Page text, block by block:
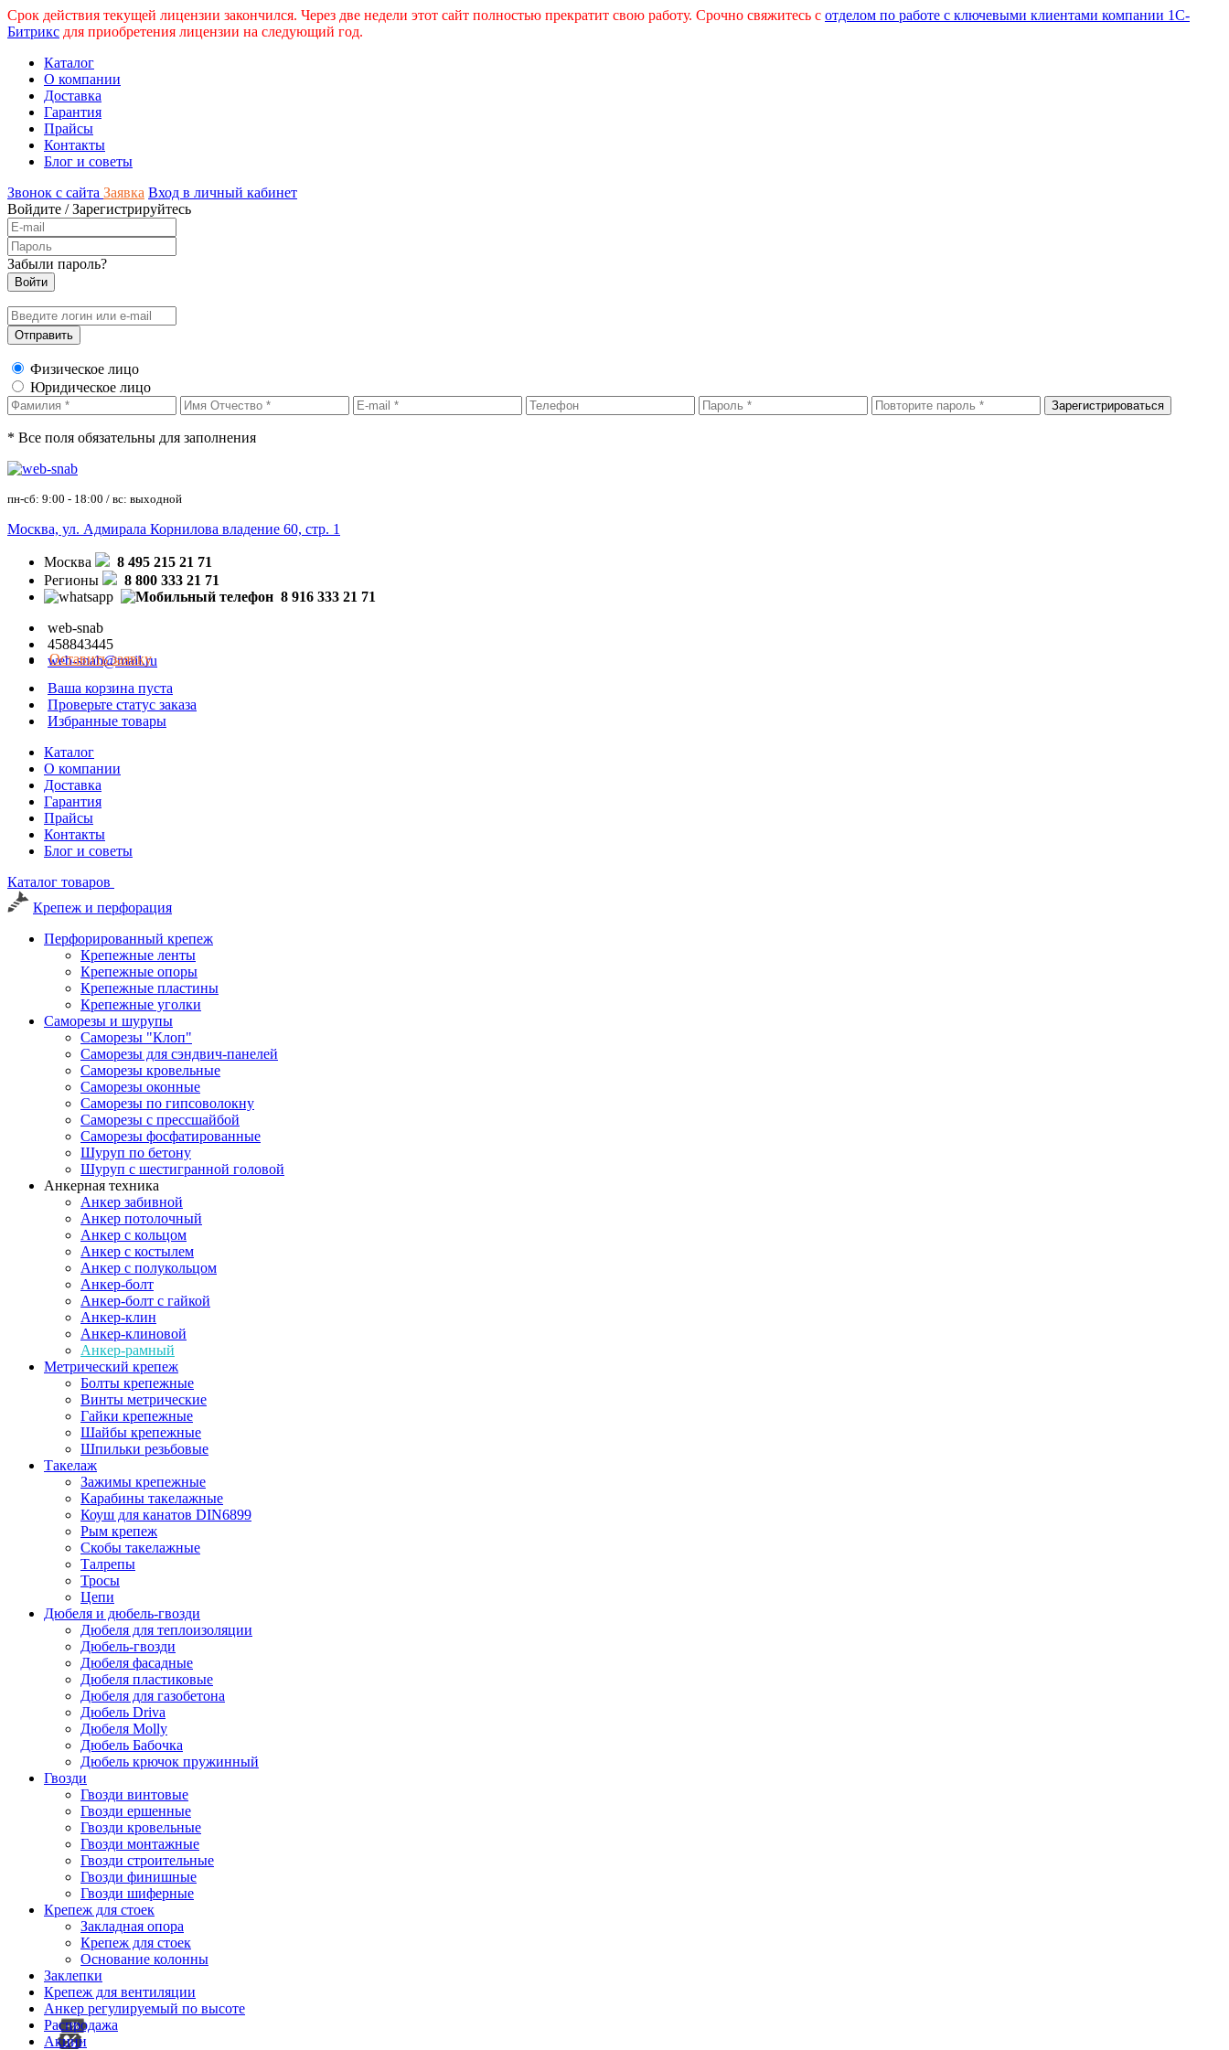
Срок действия текущей лицензии закончился. Через две недели этот сайт полностью прекратит свою работу. Срочно свяжитесь с отделом по работе с ключевыми клиентами компании 1С-
Битрикс для приобретения лицензии на следующий год.
Каталог
О компании
Доставка
Гарантия
Прайсы
Контакты
Блог и советы
Звонок с сайта Заявка Вход в личный кабинет
Войдите /Зарегистрируйтесь
Забыли пароль?
Физическое лицо
Юридическое лицо
* Все поля обязательны для заполнения
пн-сб: 9:00 - 18:00 / вс: выходной
Москва, ул. Адмирала Корнилова владение 60, стр. 1
Москва
8 495 215 21 71
Регионы
8 800 333 21 71
8 916 333 21 71
web-snab
458843445
web-snab@mail.ru
Оставить заявку
Ваша корзина пуста
Проверьте статус заказа
Избранные товары
Каталог
О компании
Доставка
Гарантия
Прайсы
Контакты
Блог и советы
Каталог товаров
Крепеж и перфорация
Перфорированный крепеж
Крепежные ленты
Крепежные опоры
Крепежные пластины
Крепежные уголки
Саморезы и шурупы
Саморезы "Клоп"
Саморезы для сэндвич-панелей
Саморезы кровельные
Саморезы оконные
Саморезы по гипсоволокну
Саморезы с прессшайбой
Саморезы фосфатированные
Шуруп по бетону
Шуруп с шестигранной головой
Анкерная техника
Анкер забивной
Анкер потолочный
Анкер с кольцом
Анкер с костылем
Анкер с полукольцом
Анкер-болт
Анкер-болт с гайкой
Анкер-клин
Анкер-клиновой
Анкер-рамный
Метрический крепеж
Болты крепежные
Винты метрические
Гайки крепежные
Шайбы крепежные
Шпильки резьбовые
Такелаж
Зажимы крепежные
Карабины такелажные
Коуш для канатов DIN6899
Рым крепеж
Скобы такелажные
Талрепы
Тросы
Цепи
Дюбеля и дюбель-гвозди
Дюбеля для теплоизоляции
Дюбель-гвозди
Дюбеля фасадные
Дюбеля пластиковые
Дюбеля для газобетона
Дюбель Driva
Дюбеля Molly
Дюбель Бабочка
Дюбель крючок пружинный
Гвозди
Гвозди винтовые
Гвозди ершенные
Гвозди кровельные
Гвозди монтажные
Гвозди строительные
Гвозди финишные
Гвозди шиферные
Крепеж для стоек
Закладная опора
Крепеж для стоек
Основание колонны
Заклепки
Крепеж для вентиляции
Анкер регулируемый по высоте
Распродажа
Акции